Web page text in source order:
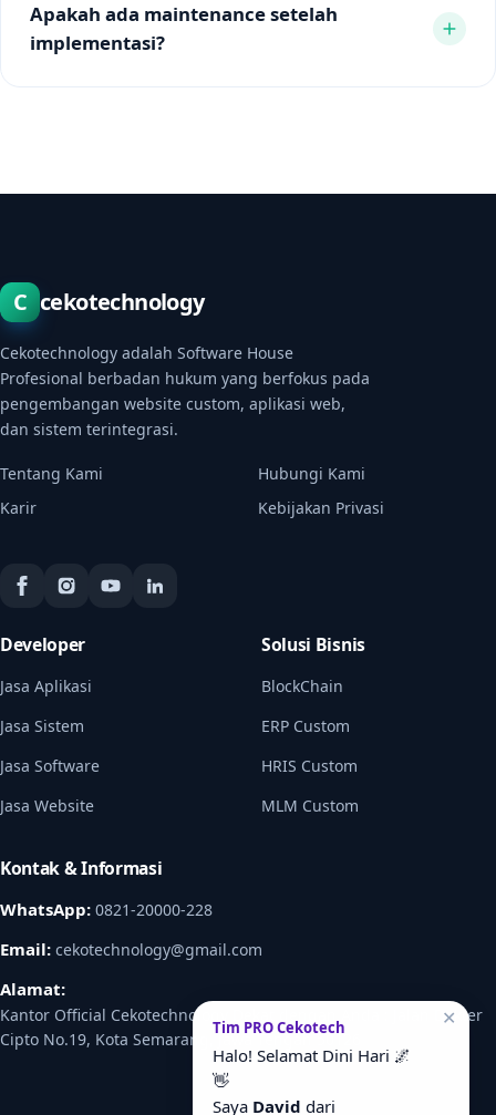
Apakah ada maintenance setelah
implementasi?
C cekotechnology
Cekotechnology adalah Software House
Profesional berbadan hukum yang berfokus pada
pengembangan website custom, aplikasi web,
dan sistem terintegrasi.
Tentang Kami
Hubungi Kami
Karir
Kebijakan Privasi
Developer
Jasa Aplikasi
Jasa Sistem
Jasa Software
Jasa Website
Solusi Bisnis
BlockChain
ERP Custom
HRIS Custom
MLM Custom
Kontak & Informasi
WhatsApp: 0821-20000-228
Email: cekotechnology@gmail.com
Alamat:
Kantor Official Cekotechnology Dekat dengan Anda : Jalan Dokter
Cipto No.19, Kota Semarang, Jawa Tengah 50126
✕
Tim PRO Cekotech
Halo! Selamat Dini Hari 🌌
👋
Saya David dari